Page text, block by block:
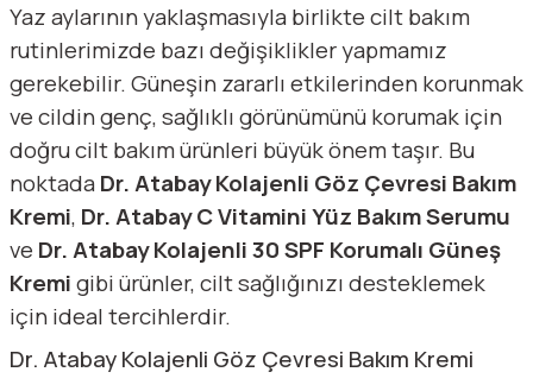
Yaz aylarının yaklaşmasıyla birlikte cilt bakım
rutinlerimizde bazı değişiklikler yapmamız
gerekebilir. Güneşin zararlı etkilerinden korunmak
ve cildin genç, sağlıklı görünümünü korumak için
doğru cilt bakım ürünleri büyük önem taşır. Bu
noktadaDr. Atabay Kolajenli Göz Çevresi Bakım
Kremi, Dr. Atabay C Vitamini Yüz Bakım Serumu
ve Dr. Atabay Kolajenli 30 SPF Korumalı Güneş
Kremigibi ürünler, cilt sağlığınızı desteklemek
için ideal tercihlerdir.
Dr. Atabay Kolajenli Göz Çevresi Bakım Kremi